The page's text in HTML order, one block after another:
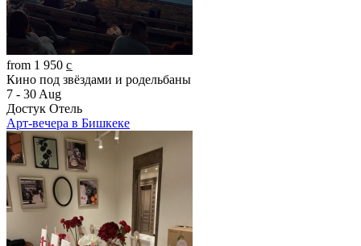
from 1 950 c̲
Кино под звёздами и родельбаны
7 - 30 Aug
Достук Отель
Арт-вечера в Бишкеке